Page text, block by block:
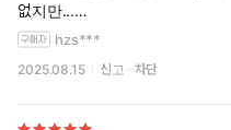
없지만...
애정어린 독점욕이 있는 상태에
는 걸 강요하는건 아무래도 조금
킬 일은 없겠지만 진짜 들킨다면
활이 정말 나락가는 거잖아요.
hzs***
2025.08.15 신고 차단